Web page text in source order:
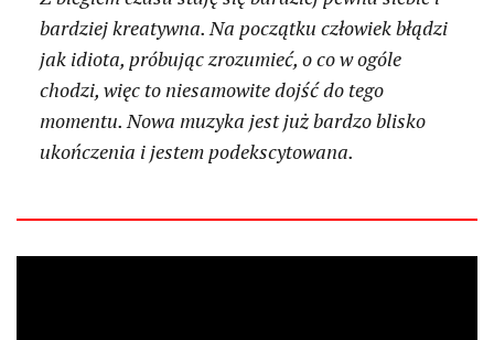
bardziej kreatywna. Na początku człowiek błądzi
jak idiota, próbując zrozumieć, o co w ogóle
chodzi, więc to niesamowite dojść do tego
momentu. Nowa muzyka jest już bardzo blisko
ukończenia i jestem podekscytowana.